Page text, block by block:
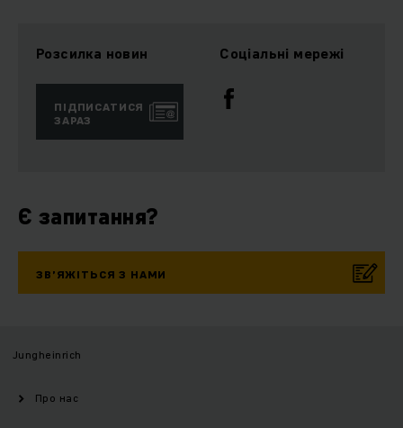
Розсилка новин
ПІДПИСАТИСЯ
ЗАРАЗ
Соціальні мережі
Є запитання?
ЗВ’ЯЖІТЬСЯ З НАМИ
Jungheinrich
Про нас